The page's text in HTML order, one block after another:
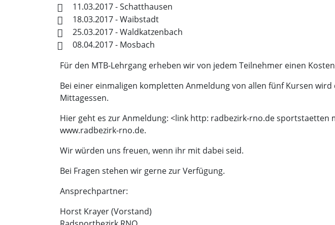
11.03.2017 - Schatthausen
18.03.2017 - Waibstadt
25.03.2017 - Waldkatzenbach
08.04.2017 - Mosbach
Für den MTB-Lehrgang erheben wir von jedem Teilnehmer einen
Bei einer einmaligen kompletten Anmeldung von allen fünf Kursen
Mittagessen.
Hier geht es zur Anmeldung: <link http: radbezirk-rno.de
www.radbezirk-rno.de.
Wir würden uns freuen, wenn ihr mit dabei seid.
Bei Fragen stehen wir gerne zur Verfügung.
Ansprechpartner:
Horst Krayer (Vorstand)